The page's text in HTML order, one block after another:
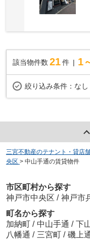
該当物件数 21件 1
絞り込み条件： なし
三宮不動産のテナント・貸店
央区 > 中山手通の賃貸物件
市区町村から探す
神戸市中央区 / 神戸市
町名から探す
加納町 / 中山手通 / 下
八幡通 / 三宮町 / 磯上